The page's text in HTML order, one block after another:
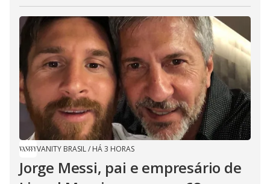
VANITY BRASIL/ HÁ 3 HORAS
Jorge Messi, pai e empresário de